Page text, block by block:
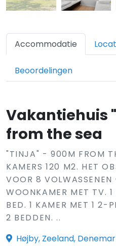
Accommodatie
Beoordelingen
Vakantiehuis
from the sea
"TINJA" - 900M FROM
KAMERS 120 M2. HET
VOOR 8 VOLWASSENEN
WOONKAMER MET TV.
BED. 1 KAMER MET 1 2-
2 BEDDEN. ..
Højby, Zeeland,